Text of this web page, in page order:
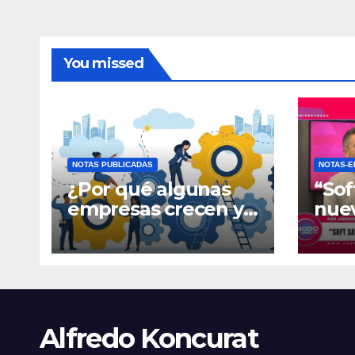
You missed
NOTAS PUBLICADAS
¿Por qué algunas
empresas crecen y
otras quedan
atrapadas en el día
NOTAS-
Alfredo Koncurat